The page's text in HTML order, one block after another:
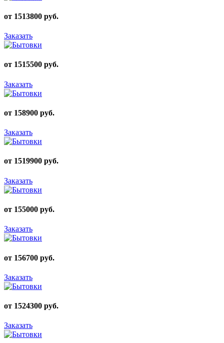
от 1513800 руб.
Заказать
от 1515500 руб.
Заказать
от 158900 руб.
Заказать
от 1519900 руб.
Заказать
от 155000 руб.
Заказать
от 156700 руб.
Заказать
от 1524300 руб.
Заказать